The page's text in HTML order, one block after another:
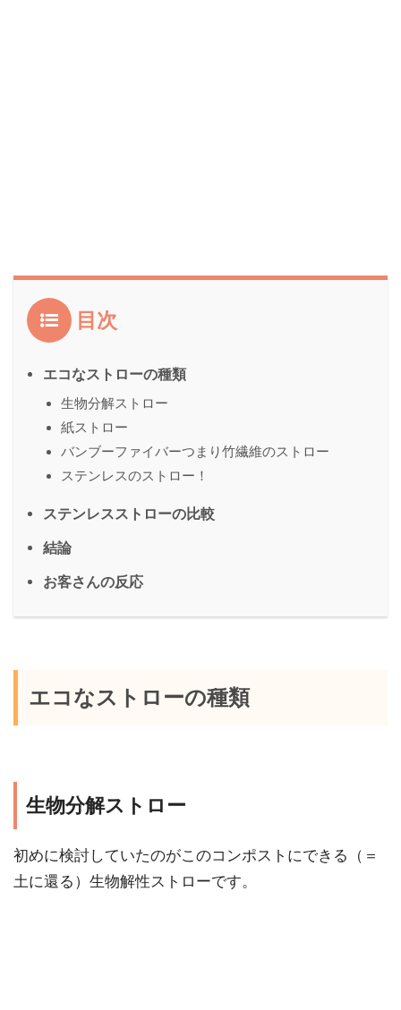
目次
エコなストローの種類
生物分解ストロー
紙ストロー
バンブーファイバーつまり竹繊維のストロー
ステンレスのストロー！
ステンレスストローの比較
結論
お客さんの反応
エコなストローの種類
生物分解ストロー
初めに検討していたのがこのコンポストにできる（＝
土に還る）生物解性ストローです。